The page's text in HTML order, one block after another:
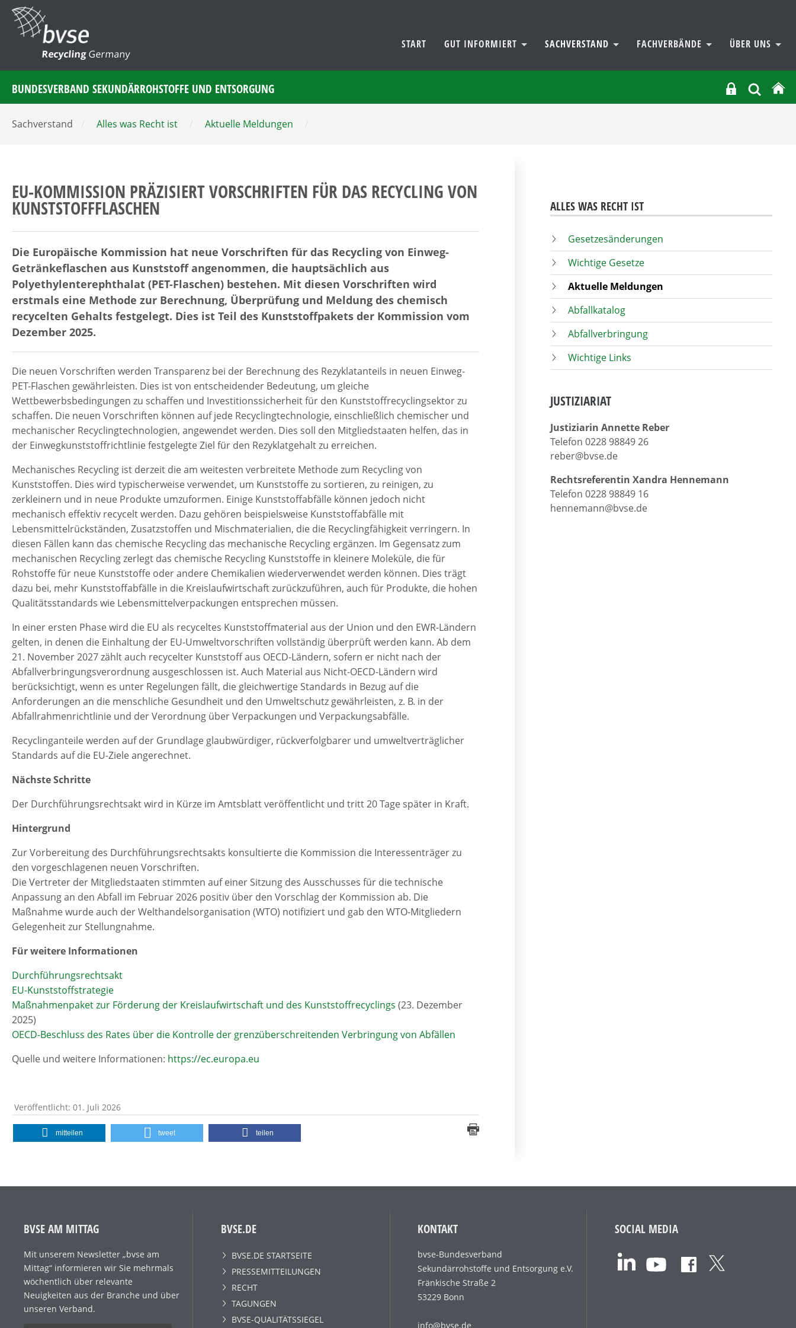
RecyclingGermany
START GUT INFORMIERT SACHVERSTAND FACHVERBÄNDE ÜBER UNS
BUNDESVERBAND SEKUNDÄRROHSTOFFE UND ENTSORGUNG
Sachverstand / Alles was Recht ist / Aktuelle Meldungen /
EU-KOMMISSION PRÄZISIERT VORSCHRIFTEN FÜR DAS RECYCLING VON
KUNSTSTOFFFLASCHEN
Die Europäische Kommission hat neue Vorschriften für das Recycling von Einweg-
Getränkeflaschen aus Kunststoff angenommen, die hauptsächlich aus
Polyethylenterephthalat (PET-Flaschen) bestehen. Mit diesen Vorschriften wird
erstmals eine Methode zur Berechnung, Überprüfung und Meldung des chemisch
recycelten Gehalts festgelegt. Dies ist Teil des Kunststoffpakets der Kommission vom
Dezember 2025.
Die neuen Vorschriften werden Transparenz bei der Berechnung des Rezyklatanteils in neuen Einweg-
PET-Flaschen gewährleisten. Dies ist von entscheidender Bedeutung, um gleiche
Wettbewerbsbedingungen zu schaffen und Investitionssicherheit für den Kunststoffrecyclingsektor zu
schaffen. Die neuen Vorschriften können auf jede Recyclingtechnologie, einschließlich chemischer und
mechanischer Recyclingtechnologien, angewendet werden. Dies soll den Mitgliedstaaten helfen, das in
der Einwegkunststoffrichtlinie festgelegte Ziel für den Rezyklatgehalt zu erreichen.
Mechanisches Recycling ist derzeit die am weitesten verbreitete Methode zum Recycling von
Kunststoffen. Dies wird typischerweise verwendet, um Kunststoffe zu sortieren, zu reinigen, zu
zerkleinern und in neue Produkte umzuformen. Einige Kunststoffabfälle können jedoch nicht
mechanisch effektiv recycelt werden. Dazu gehören beispielsweise Kunststoffabfälle mit
Lebensmittelrückständen, Zusatzstoffen und Mischmaterialien, die die Recyclingfähigkeit verringern. In
diesen Fällen kann das chemische Recycling das mechanische Recycling ergänzen. Im Gegensatz zum
mechanischen Recycling zerlegt das chemische Recycling Kunststoffe in kleinere Moleküle, die für
Rohstoffe für neue Kunststoffe oder andere Chemikalien wiederverwendet werden können. Dies trägt
dazu bei, mehr Kunststoffabfälle in die Kreislaufwirtschaft zurückzuführen, auch für Produkte, die hohen
Qualitätsstandards wie Lebensmittelverpackungen entsprechen müssen.
In einer ersten Phase wird die EU als recyceltes Kunststoffmaterial aus der Union und den EWR-Ländern
gelten, in denen die Einhaltung der EU-Umweltvorschriften vollständig überprüft werden kann. Ab dem
21. November 2027 zählt auch recycelter Kunststoff aus OECD-Ländern, sofern er nicht nach der
Abfallverbringungsverordnung ausgeschlossen ist. Auch Material aus Nicht-OECD-Ländern wird
berücksichtigt, wenn es unter Regelungen fällt, die gleichwertige Standards in Bezug auf die
Anforderungen an die menschliche Gesundheit und den Umweltschutz gewährleisten, z. B. in der
Abfallrahmenrichtlinie und der Verordnung über Verpackungen und Verpackungsabfälle.
Recyclinganteile werden auf der Grundlage glaubwürdiger, rückverfolgbarer und umweltverträglicher
Standards auf die EU-Ziele angerechnet.
Nächste Schritte
Der Durchführungsrechtsakt wird in Kürze im Amtsblatt veröffentlicht und tritt 20 Tage später in Kraft.
Hintergrund
Zur Vorbereitung des Durchführungsrechtsakts konsultierte die Kommission die Interessenträger zu
den vorgeschlagenen neuen Vorschriften.
Die Vertreter der Mitgliedstaaten stimmten auf einer Sitzung des Ausschusses für die technische
Anpassung an den Abfall im Februar 2026 positiv über den Vorschlag der Kommission ab. Die
Maßnahme wurde auch der Welthandelsorganisation (WTO) notifiziert und gab den WTO-Mitgliedern
Gelegenheit zur Stellungnahme.
Für weitere Informationen
Durchführungsrechtsakt
EU-Kunststoffstrategie
Maßnahmenpaket zur Förderung der Kreislaufwirtschaft und des Kunststoffrecyclings (23. Dezember
2025)
OECD-Beschluss des Rates über die Kontrolle der grenzüberschreitenden Verbringung von Abfällen
Quelle und weitere Informationen: https://ec.europa.eu
Veröffentlicht: 01. Juli 2026
mitteilen tweet teilen
ALLES WAS RECHT IST
Gesetzesänderungen
Wichtige Gesetze
Aktuelle Meldungen
Abfallkatalog
Abfallverbringung
Wichtige Links
JUSTIZIARIAT
Justiziarin Annette Reber
Telefon 0228 98849 26
reber@bvse.de
Rechtsreferentin Xandra Hennemann
Telefon 0228 98849 16
hennemann@bvse.de
BVSE AM MITTAG
Mit unserem Newsletter „bvse am
Mittag“ informieren wir Sie mehrmals
wöchentlich über relevante
Neuigkeiten aus der Branche und über
unseren Verband.
BVSE.DE
BVSE.DE STARTSEITE
PRESSEMITTEILUNGEN
RECHT
TAGUNGEN
BVSE-QUALITÄTSSIEGEL
KONTAKT
bvse-Bundesverband
Sekundärrohstoffe und Entsorgung e.V.
Fränkische Straße 2
53229 Bonn
info@bvse.de
SOCIAL MEDIA